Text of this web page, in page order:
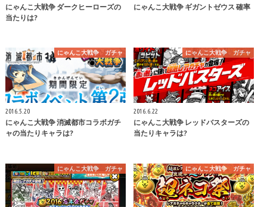
にゃんこ大戦争 ダークヒーローズの
当たりは?
にゃんこ大戦争 ギガントゼウス 確率
にゃんこ大戦争 ガチャ
2016.5.20
にゃんこ大戦争 消滅都市コラボガチ
ャの当たりキャラは?
にゃんこ大戦争 ガチャ
2016.6.22
にゃんこ大戦争 レッドバスターズの
当たりキャラは?
にゃんこ大戦争 ガチャ にゃんこ大戦争 ガチャ